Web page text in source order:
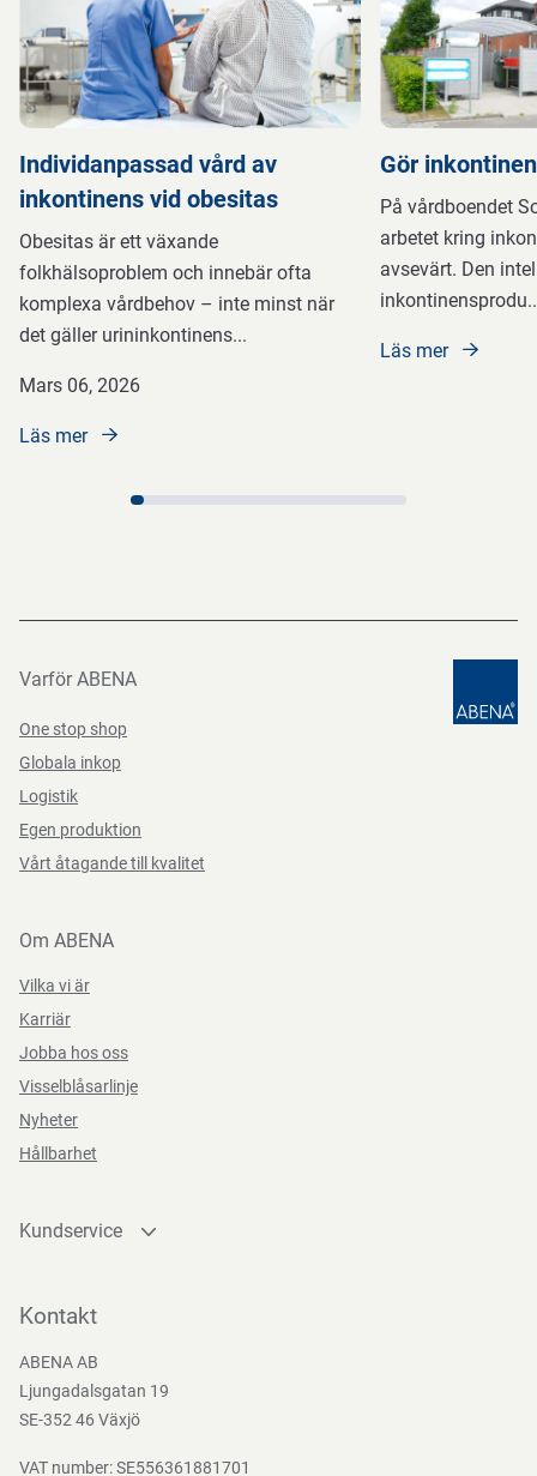
Individanpassad vård av
inkontinens vid obesitas
Obesitas är ett växande
folkhälsoproblem och innebär ofta
komplexa vårdbehov – inte minst när
det gäller urininkontinens...
Mars 06, 2026
Läs mer
Gör
På vårdboendet
arbetet kring
avsevärt. Den
inkontinensprodu
Läs mer
Varför ABENA
One stop shop
Globala inkop
Logistik
Egen produktion
Vårt åtagande till kvalitet
Om ABENA
Vilka vi är
Karriär
Jobba hos oss
Visselblåsarlinje
Nyheter
Hållbarhet
Kundservice
Bli kund
Nedladdningar
Kontakt
ABENA AB
Ljungadalsgatan 19
SE-352 46 Växjö
VAT number: SE556361881701